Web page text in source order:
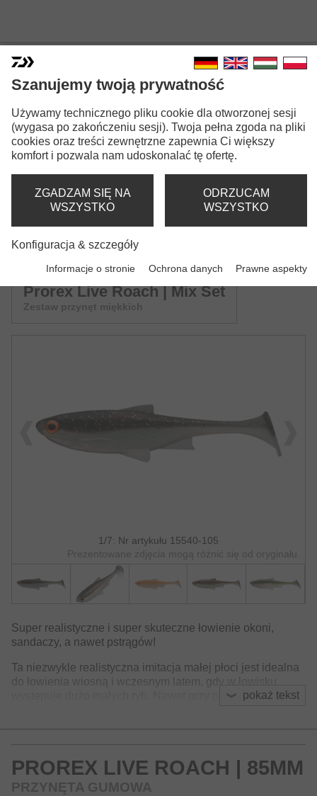
PROREX LIVE ROACH
Wersje modeli: 3
Prorex Live Roach | 65mm
Przynęta gumowa
Prorex Live Roach | 85mm
Przynęta gumowa
Prorex Live Roach | Mix Set
Zestaw przynęt miękkich
1/7: Nr artykułu 15540-105
Prezentowane zdjęcia mogą różnić się od oryginału.
pokaż tekst
Super realistyczne i super skuteczne łowienie okoni,
sandaczy, a nawet pstrągów!
Ta niezwykle realistyczna imitacja małej płoci jest idealna
do łowienia wiosną i wczesnym latem, gdy w łowisku
występuje dużo małych ryb. Nawet przy powolnym
PROREX LIVE ROACH | 85MM
PRZYNĘTA GUMOWA
Szanujemy twoją prywatność
Używamy technicznego pliku cookie dla otworzonej sesji
(wygasa po zakończeniu sesji). Twoja pełna zgoda na pliki
cookies oraz treści zewnętrzne zapewnia Ci większy
komfort i pozwala nam udoskonalać tę ofertę.
ZGADZAM SIĘ NA
WSZYSTKO
ODRZUCAM
WSZYSTKO
Konfiguracja & szczegóły
Informacje o stronie Ochrona danych Prawne aspekty